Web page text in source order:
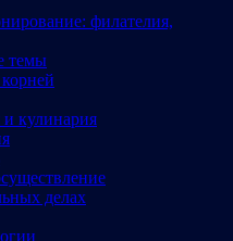
филателия,
темы
кулинария
делах